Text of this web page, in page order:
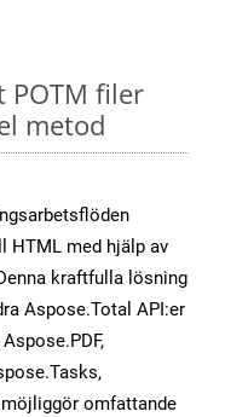
POTM filer
metod
HTML med hjälp av
kraftfulla lösning
Aspose.Total API:er
omfattande